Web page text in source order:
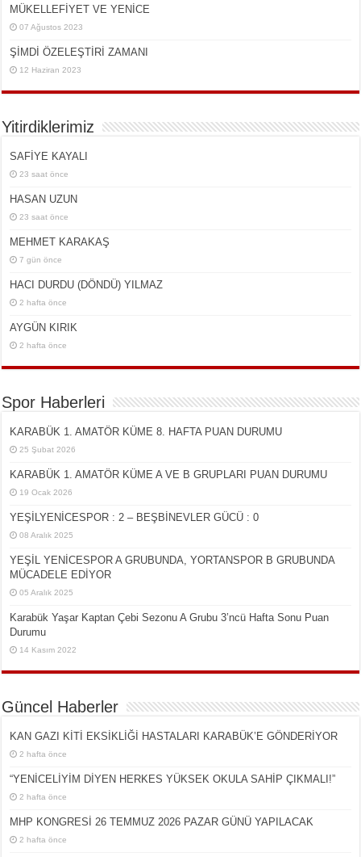
MÜKELLEFİYET VE YENİCE
07 Ağustos 2023
ŞİMDİ ÖZELEŞTİRİ ZAMANI
12 Haziran 2023
Yitirdiklerimiz
SAFİYE KAYALI
23 saat önce
HASAN UZUN
23 saat önce
MEHMET KARAKAŞ
7 gün önce
HACI DURDU (DÖNDÜ) YILMAZ
2 hafta önce
AYGÜN KIRIK
2 hafta önce
Spor Haberleri
KARABÜK 1. AMATÖR KÜME 8. HAFTA PUAN DURUMU
25 Şubat 2026
KARABÜK 1. AMATÖR KÜME A VE B GRUPLARI PUAN DURUMU
19 Ocak 2026
YEŞİLYENİCESPOR : 2 – BEŞBİNEVLER GÜCÜ : 0
08 Aralık 2025
YEŞİL YENİCESPOR A GRUBUNDA, YORTANSPOR B GRUBUNDA
MÜCADELE EDİYOR
05 Aralık 2025
Karabük Yaşar Kaptan Çebi Sezonu A Grubu 3’ncü Hafta Sonu Puan
Durumu
14 Kasım 2022
Güncel Haberler
KAN GAZI KİTİ EKSİKLİĞİ HASTALARI KARABÜK’E GÖNDERİYOR
2 hafta önce
“YENİCELİYİM DİYEN HERKES YÜKSEK OKULA SAHİP ÇIKMALI!”
2 hafta önce
MHP KONGRESİ 26 TEMMUZ 2026 PAZAR GÜNÜ YAPILACAK
2 hafta önce